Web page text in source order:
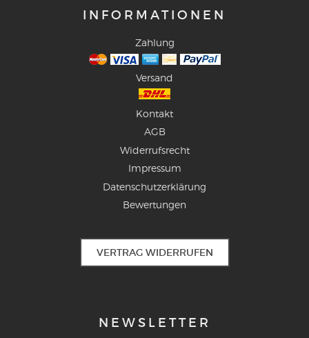
INFORMATIONEN
Zahlung
Versand
Kontakt
AGB
Widerrufsrecht
Impressum
Datenschutzerklärung
Bewertungen
VERTRAG WIDERRUFEN
NEWSLETTER